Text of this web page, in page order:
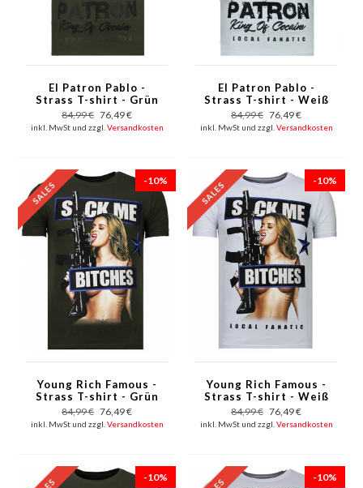
El Patron Pablo -
Strass T-shirt - Grün
84,99 € 76,49 €
inkl. MwSt und zzgl. Versandkosten
El Patron Pablo -
Strass T-shirt - Weiß
84,99 € 76,49 €
inkl. MwSt und zzgl. Versandkosten
-10%
Young Rich Famous -
Strass T-shirt - Grün
84,99 € 76,49 €
inkl. MwSt und zzgl. Versandkosten
-10%
Young Rich Famous -
Strass T-shirt - Weiß
84,99 € 76,49 €
inkl. MwSt und zzgl. Versandkosten
-10% -10%